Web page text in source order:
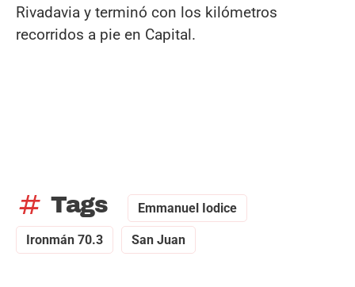
Rivadavia y terminó con los kilómetros
recorridos a pie en Capital.
tag Tags Emmanuel Iodice
Ironmán 70.3 San Juan